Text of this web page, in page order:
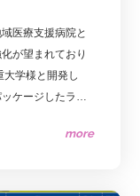
医療支援病院と
が望まれており
大学様と開発し
ケージしたラー
やワークショッ
more